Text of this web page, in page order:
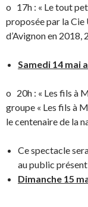
o 17h : « Le tout
proposée par la Cie
d’Avignon en 2018,
Samedi 14 mai
o 20h : « Les fils à
groupe « Les fils à
le centenaire de la
Ce spectacle
au public
Dimanche 15